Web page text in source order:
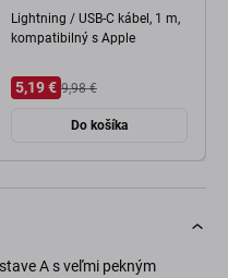
Lightning / USB-C kábel, 1 m,
kompatibilný s Apple
5,19 € 9,98 €
Do košíka
A s veľmi pekným